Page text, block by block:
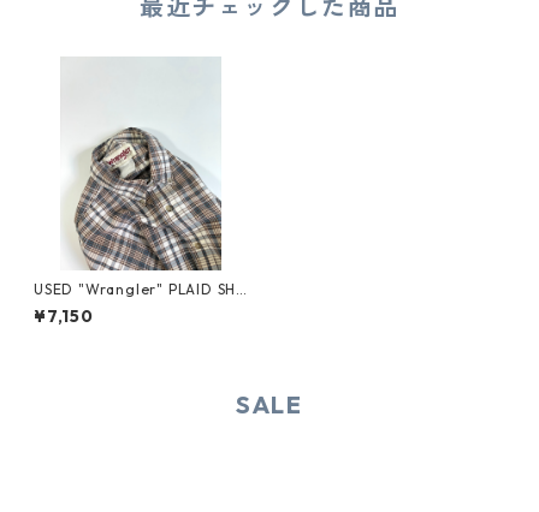
最近チェックした商品
USED "Wrangler" PLAID SHI
RT
¥7,150
SALE